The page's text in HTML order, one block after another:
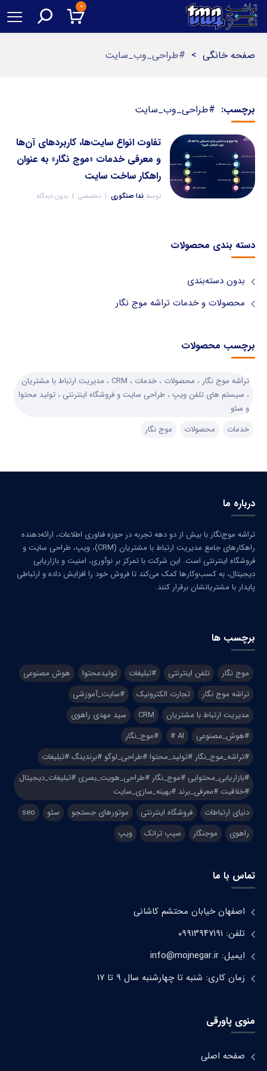
۰
صفحه خانگی > #طراحی_وب_سایت
برچسب: #طراحی_وب_سایت
تفاوت انواع سایت‌ها، کاربردهای آن‌ها
و معرفی خدمات «موج نگار» به عنوان
راهکار ساخت سایت
توسط ندا صنگوری تخصصی بدون دیدگاه
دسته بندی محصولات
بدون دسته‌بندی
محصولات و خدمات تراشه موج نگار
برچسب محصولات
تراشه موج نگار ، محصولات ، خدمات ، CRM ، مدیریت ارتباط با مشتریان
، سیستم های تلفن ویپ ، طراحی سایت و فروشگاه اینترنتی ، تولید محتوا
و سئو
خدمات
محصولات موج نگار
درباره ما
تراشه موج‌نگار با بیش از دو دهه تجربه در حوزه فناوری اطلاعات، ارائه‌دهنده
راهکارهای جامع مدیریت ارتباط با مشتریان (CRM)، ویپ، طراحی سایت و
فروشگاه اینترنتی است. این شرکت با تمرکز بر نوآوری، امنیت و بازاریابی
دیجیتال، به کسب‌وکارها کمک می‌کند تا فروش خود را افزایش داده و ارتباطی
پایدار با مشتریانشان برقرار کنند.
برچسب ها
موج نگار تلفن اینترنتی #تبلیغات تولیدمحتوا
هوش مصنوعی
تراشه موج نگار
تجارت الکترونیک
#سایت_آموزشی
مدیریت ارتباط با مشتریان
CRM
سید مهدی راهوی
#هوش_مصنوعی
AI #
#موج_نگار
#تراشه_موج_نگار #تولید_محتوا #طراحی_لوگو #برندینگ #تبلیغات
#بازاریابی_محتوایی #موج_نگار #طراحی_هویت_بصری #تبلیغات_دیجیتال
#خلاقیت #معرفی_برند #بهینه_سازی_سایت
دنیای ارتباطات
فروشگاه اینترنتی موتورهای جستجو سئو
seo
راهوی
موجنگار سیپ ترانک ویپ
تماس با ما
اصفهان خیابان محتشم کاشانی
تلفن: ۰۹۹۱۳۹۴۷۱۹۱
ایمیل: info@mojnegar.ir
زمان کاری: شنبه تا چهارشنبه سال ۹ تا ۱۷
منوی پاورقی
صفحه اصلی